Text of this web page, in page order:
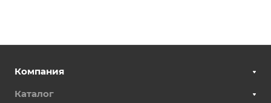
Компания
Каталог